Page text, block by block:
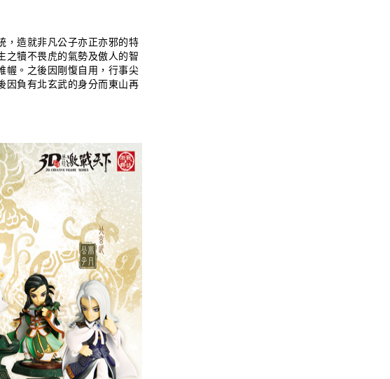
，造就非凡公子亦正亦邪的特
之犢不畏虎的氣勢及傲人的智
幄。之後因剛愎自用，行事尖
因負有北玄武的身分而東山再